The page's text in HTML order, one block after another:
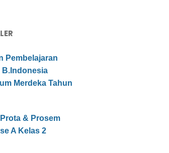
Pembelajaran
B.Indonesia
Merdeka Tahun
& Prosem
A Kelas 2